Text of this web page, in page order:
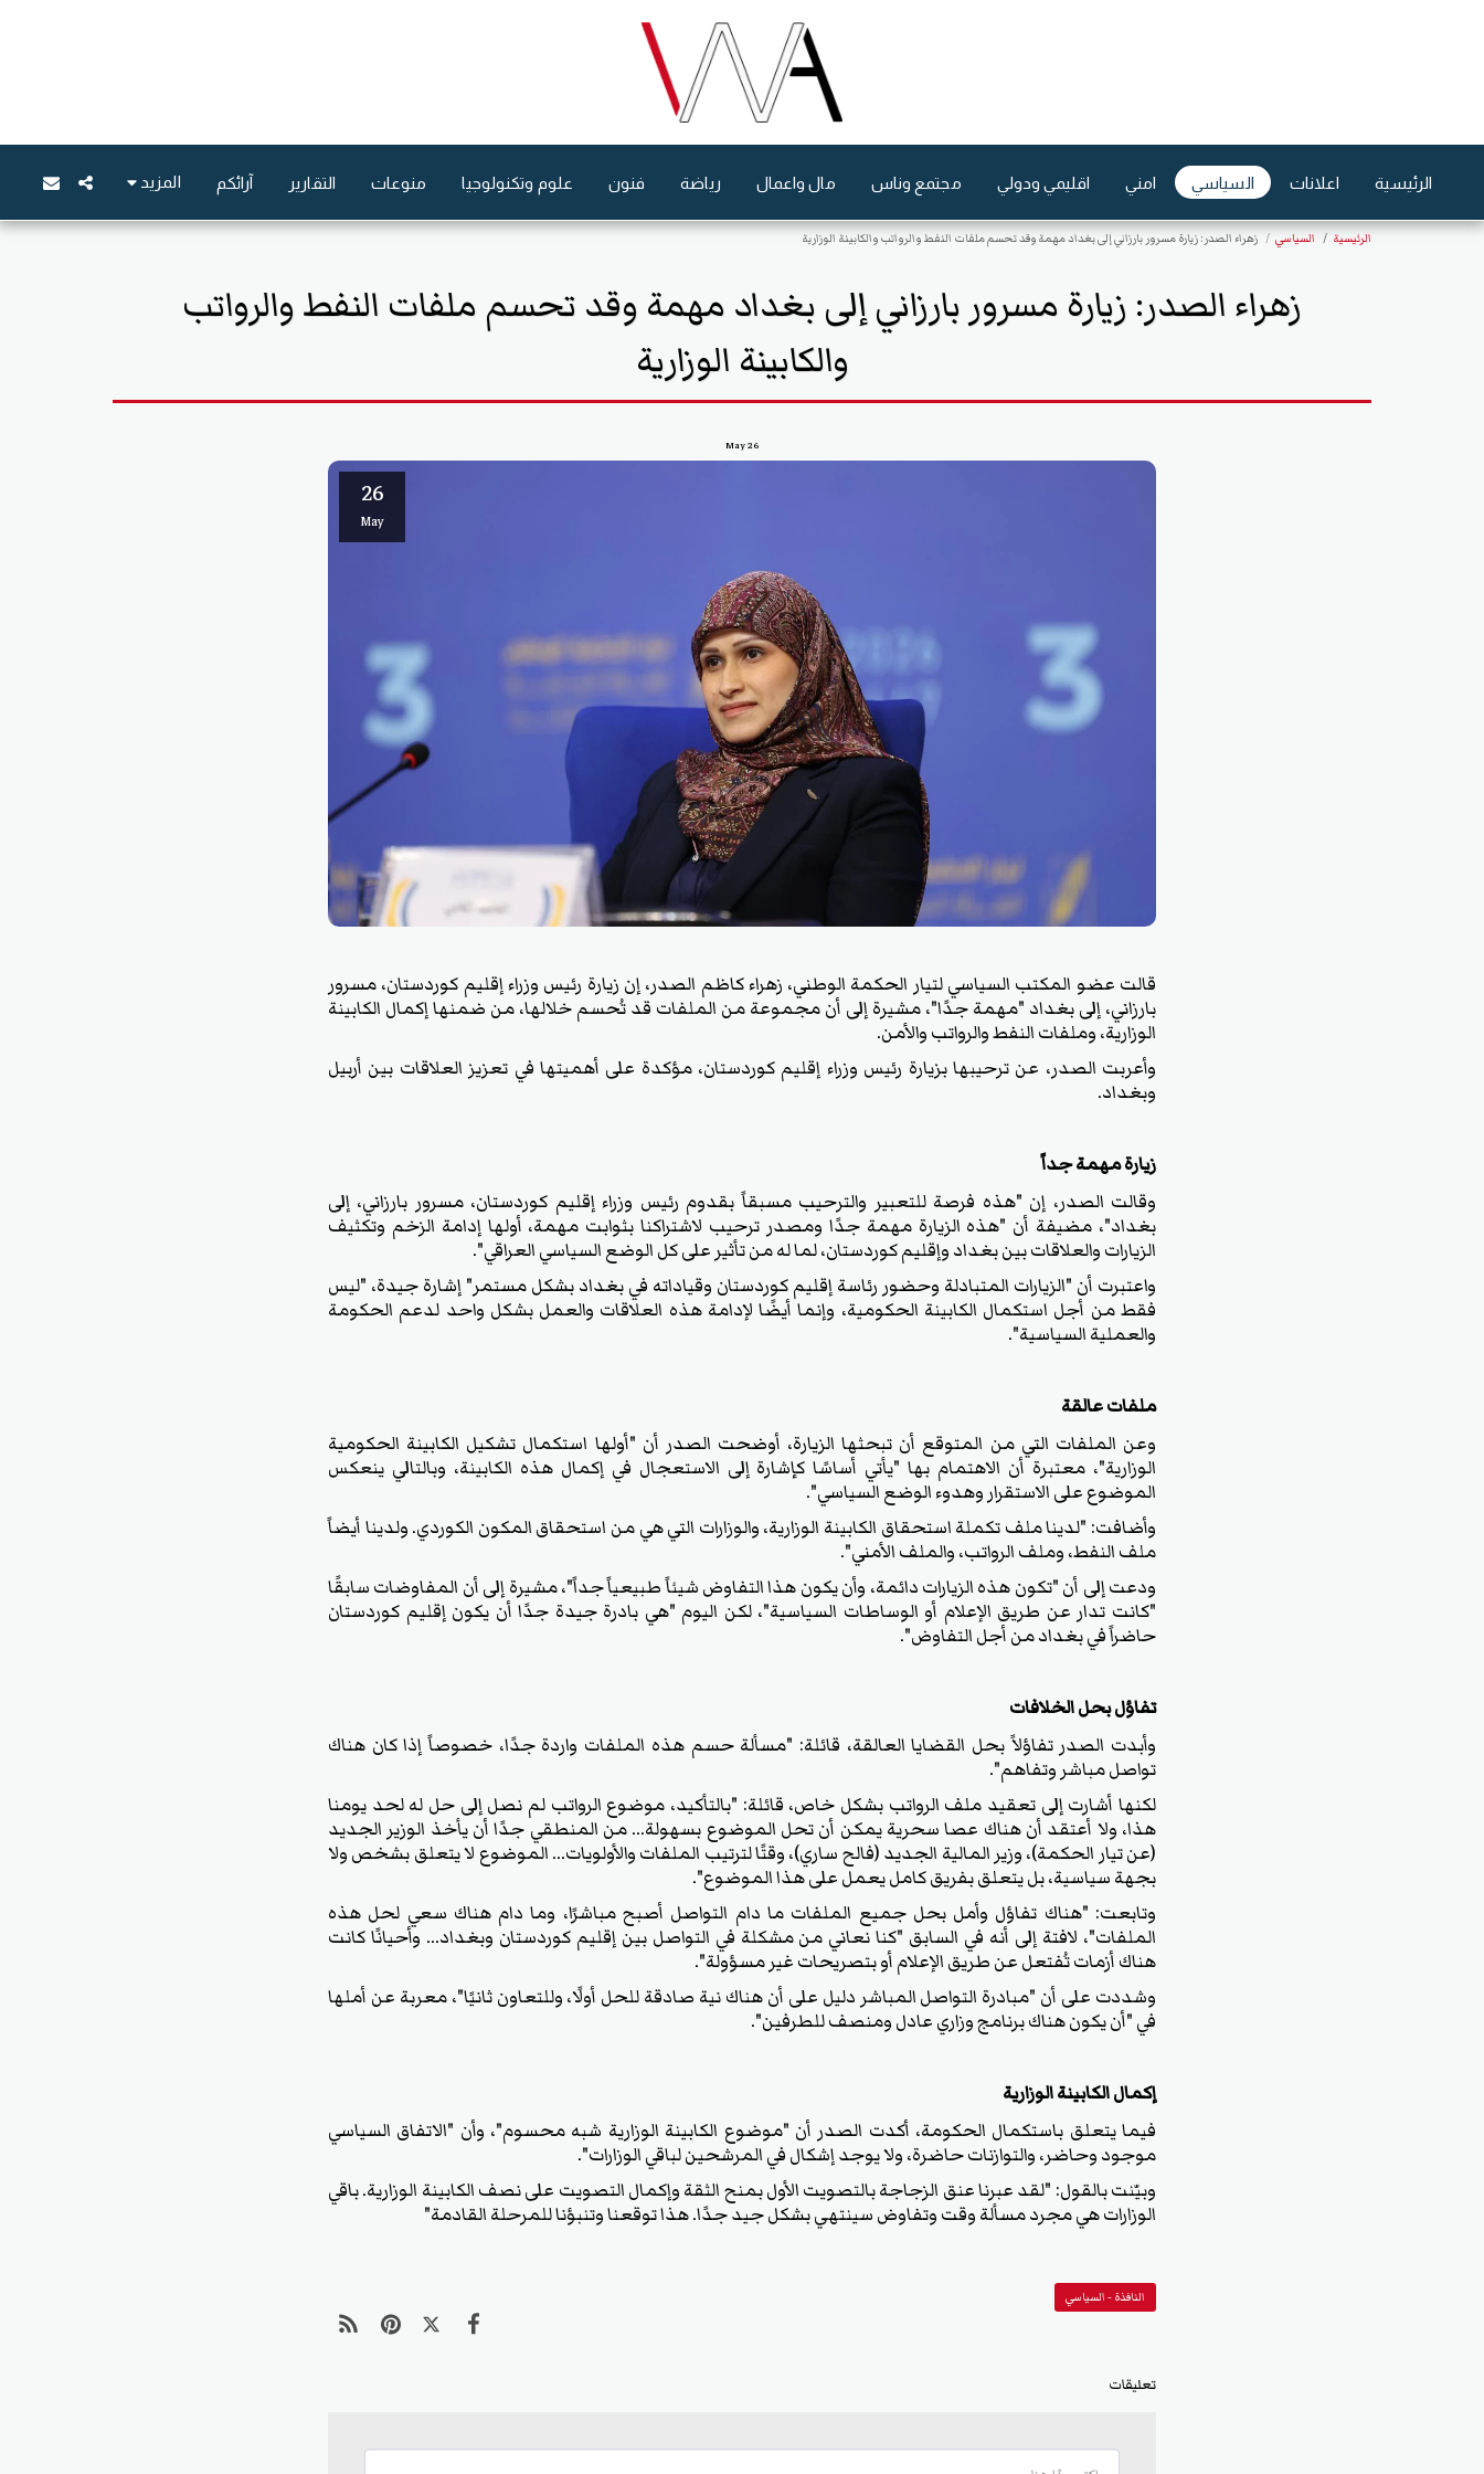
الرئيسية اعلانات السياسي امني اقليمي ودولي مجتمع وناس مال واعمال رياضة فنون علوم وتكنولوجيا منوعات التقارير آرائكم المزيد
الرئيسية السياسي زهراء الصدر: زيارة مسرور بارزاني إلى بغداد مهمة وقد تحسم ملفات النفط والرواتب والكابينة الوزارية
زهراء الصدر: زيارة مسرور بارزاني إلى بغداد مهمة وقد تحسم ملفات النفط والرواتب
والكابينة الوزارية
26
May
26
May
قالت عضو المكتب السياسي لتيار الحكمة الوطني، زهراء كاظم الصدر، إن زيارة رئيس وزراء إقليم كوردستان، مسرور
بارزاني، إلى بغداد "مهمة جدًا"، مشيرة إلى أن مجموعة من الملفات قد تُحسم خلالها، من ضمنها إكمال الكابينة
الوزارية، وملفات النفط والرواتب والأمن.
‏وأعربت الصدر، عن ترحيبها بزيارة رئيس وزراء إقليم كوردستان، مؤكدة على أهميتها في تعزيز العلاقات بين أربيل
وبغداد.
‏زيارة مهمة جداً
‏وقالت الصدر، إن "هذه فرصة للتعبير والترحيب مسبقاً بقدوم رئيس وزراء إقليم كوردستان، مسرور بارزاني، إلى
بغداد"، مضيفة أن "هذه الزيارة مهمة جدًا ومصدر ترحيب لاشتراكنا بثوابت مهمة، أولها إدامة الزخم وتكثيف
الزيارات والعلاقات بين بغداد وإقليم كوردستان، لما له من تأثير على كل الوضع السياسي العراقي".
‏واعتبرت أن "الزيارات المتبادلة وحضور رئاسة إقليم كوردستان وقياداته في بغداد بشكل مستمر" إشارة جيدة، "ليس
فقط من أجل استكمال الكابينة الحكومية، وإنما أيضًا لإدامة هذه العلاقات والعمل بشكل واحد لدعم الحكومة
والعملية السياسية".
‏ملفات عالقة
‏وعن الملفات التي من المتوقع أن تبحثها الزيارة، أوضحت الصدر أن "أولها استكمال تشكيل الكابينة الحكومية
الوزارية"، معتبرة أن الاهتمام بها "يأتي أساسًا كإشارة إلى الاستعجال في إكمال هذه الكابينة، وبالتالي ينعكس
الموضوع على الاستقرار وهدوء الوضع السياسي".
‏وأضافت: "لدينا ملف تكملة استحقاق الكابينة الوزارية، والوزارات التي هي من استحقاق المكون الكوردي. ولدينا أيضاً
ملف النفط، وملف الرواتب، والملف الأمني".
‏ودعت إلى أن "تكون هذه الزيارات دائمة، وأن يكون هذا التفاوض شيئاً طبيعياً جداً"، مشيرة إلى أن المفاوضات سابقًا
"كانت تدار عن طريق الإعلام أو الوساطات السياسية"، لكن اليوم "هي بادرة جيدة جدًا أن يكون إقليم كوردستان
حاضراً في بغداد من أجل التفاوض".
‏تفاؤل بحل الخلافات
‏وأبدت الصدر تفاؤلاً بحل القضايا العالقة، قائلة: "مسألة حسم هذه الملفات واردة جدًا، خصوصاً إذا كان هناك
تواصل مباشر وتفاهم".
‏لكنها أشارت إلى تعقيد ملف الرواتب بشكل خاص، قائلة: "بالتأكيد، موضوع الرواتب لم نصل إلى حل له لحد يومنا
هذا، ولا أعتقد أن هناك عصا سحرية يمكن أن تحل الموضوع بسهولة... من المنطقي جدًا أن يأخذ الوزير الجديد
(عن تيار الحكمة)، وزير المالية الجديد (فالح ساري)، وقتًا لترتيب الملفات والأولويات... الموضوع لا يتعلق بشخص ولا
بجهة سياسية، بل يتعلق بفريق كامل يعمل على هذا الموضوع".
‏وتابعت: "هناك تفاؤل وأمل بحل جميع الملفات ما دام التواصل أصبح مباشرًا، وما دام هناك سعي لحل هذه
الملفات"، لافتة إلى أنه في السابق "كنا نعاني من مشكلة في التواصل بين إقليم كوردستان وبغداد... وأحيانًا كانت
هناك أزمات تُفتعل عن طريق الإعلام أو بتصريحات غير مسؤولة".
‏وشددت على أن "مبادرة التواصل المباشر دليل على أن هناك نية صادقة للحل أولًا، وللتعاون ثانيًا"، معربة عن أملها
في "أن يكون هناك برنامج وزاري عادل ومنصف للطرفين".
‏إكمال الكابينة الوزارية
‏فيما يتعلق باستكمال الحكومة، أكدت الصدر أن "موضوع الكابينة الوزارية شبه محسوم"، وأن "الاتفاق السياسي
موجود وحاضر، والتوازنات حاضرة، ولا يوجد إشكال في المرشحين لباقي الوزارات".
‏وبيّنت بالقول: "لقد عبرنا عنق الزجاجة بالتصويت الأول بمنح الثقة وإكمال التصويت على نصف الكابينة الوزارية. باقي
الوزارات هي مجرد مسألة وقت وتفاوض سينتهي بشكل جيد جدًا. هذا توقعنا وتنبؤنا للمرحلة القادمة"
النافذة - السياسي
تعليقات